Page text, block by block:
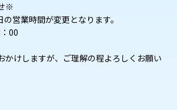
※
営業時間が変更となります。
00
かけしますが、ご理解の程よろしくお願い